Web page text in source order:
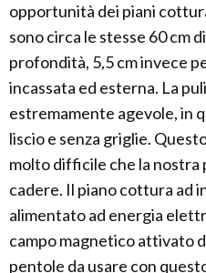
opportunità dei piani
sono circa le stesse 60 cm
profondità, 5,5 cm invece
incassata ed esterna. La
estremamente agevole, in
liscio e senza griglie.
molto difficile che la nostra
cadere. Il piano cottura ad
alimentato ad energia
campo magnetico attivato
pentole da usare con